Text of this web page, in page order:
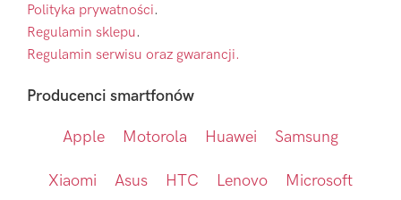
Polityka prywatności.
Regulamin sklepu.
Regulamin serwisu oraz gwarancji.
Producenci smartfonów
Apple Motorola Huawei Samsung
Xiaomi Asus HTC Lenovo Microsoft